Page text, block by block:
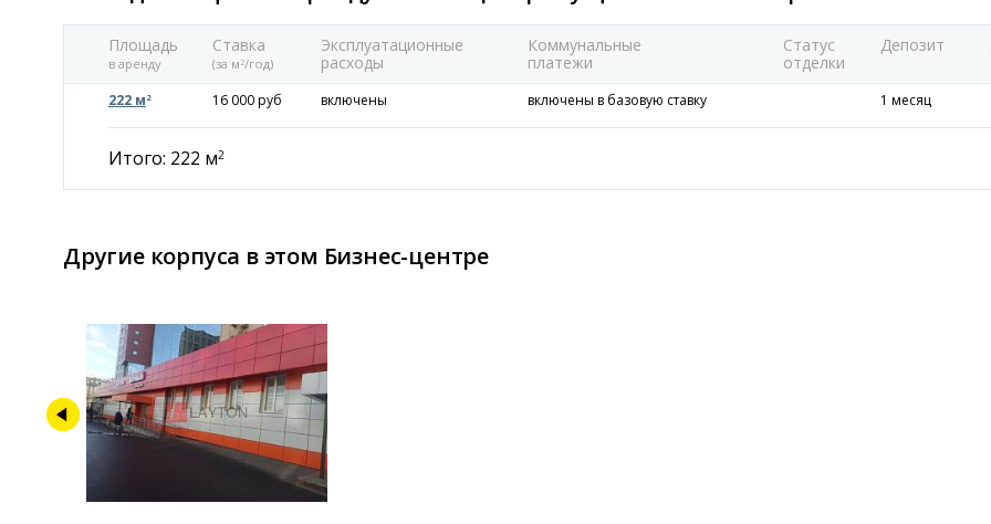
Площадь
в аренду
Ставка
(за м 2/год)
Эксплуатационные
расходы
Коммунальные
платежи
Статус
отделки
Депозит
222 м 2 16 000 руб включены включены в базовую ставку 1 месяц
Итого: 222 м2
Другие корпуса в этом Бизнес-центре